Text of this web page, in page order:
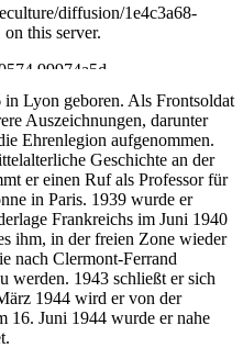
Lyon geboren. Als Frontsoldat
Auszeichnungen, darunter
Ehrenlegion aufgenommen.
Geschichte an der
er einen Ruf als Professor für
in Paris. 1939 wurde er
Frankreichs im Juni 1940
ihm, in der freien Zone wieder
nach Clermont-Ferrand
werden. 1943 schließt er sich
1944 wird er von der
16. Juni 1944 wurde er nahe